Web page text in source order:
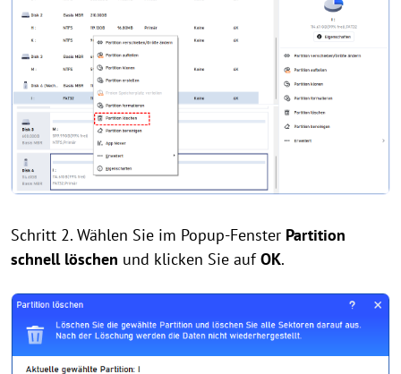
Schritt 2. Wählen Sie im Popup-Fenster Partition
schnell löschen und klicken Sie aufOK.